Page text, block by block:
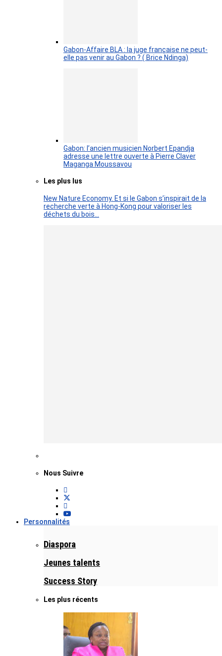
Gabon-Affaire BLA : la juge française ne peut-
elle pas venir au Gabon ? ( Brice Ndinga)
Gabon: l’ancien musicien Norbert Epandja
adresse une lettre ouverte à Pierre Claver
Maganga Moussavou
Les plus lus
New Nature Economy. Et si le Gabon s’inspirait de la
recherche verte à Hong-Kong pour valoriser les
déchets du bois…
Nous Suivre
Personnalités
Diaspora
Jeunes talents
Success Story
Les plus récents